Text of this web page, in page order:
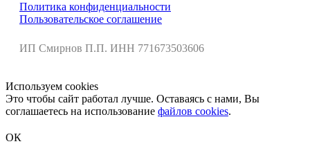
Политика конфиденциальности
Пользовательское соглашение
ИП Смирнов П.П. ИНН 771673503606
Используем cookies
Это чтобы сайт работал лучше. Оставаясь с нами, Вы
соглашаетесь на использование файлов cookies.
ОК